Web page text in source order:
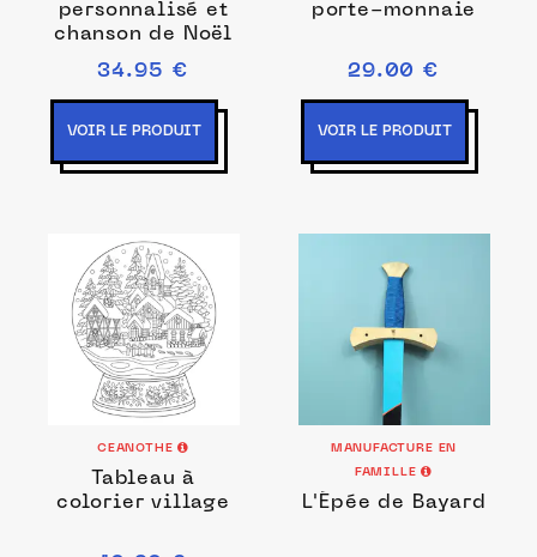
personnalisé et
chanson de Noël
34.95 €
VOIR LE PRODUIT
porte-monnaie
29.00 €
VOIR LE PRODUIT
CEANOTHE
Tableau à
colorier village
MANUFACTURE EN
FAMILLE
L'Épée de Bayard